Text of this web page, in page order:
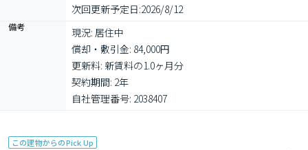
次回更新予定日:2026/8/12
備考
現況: 居住中
償却・敷引金: 84,000円
更新料: 新賃料の1.0ヶ月分
契約期間: 2年
自社管理番号: 2038407
この建物からのPick Up